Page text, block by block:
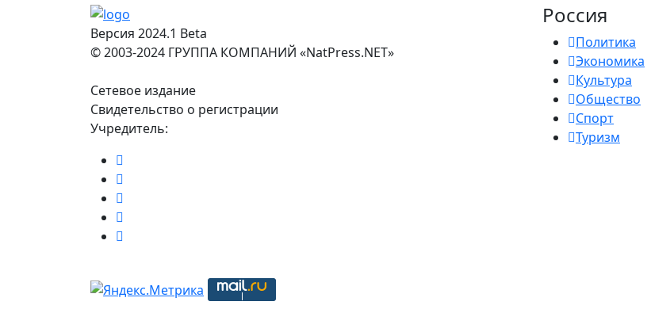
Версия 2024.1 Beta
© 2003-2024 ГРУППА КОМПАНИЙ «NatPress.NET»
Сетевое издание
Свидетельство о регистрации
Учредитель:
Россия
Политика
Экономика
Культура
Общество
Спорт
Туризм